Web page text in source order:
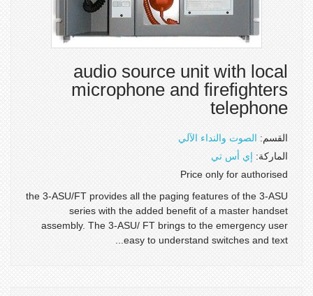
audio source unit with local
microphone and firefighters
telephone
القسم: الصوت والنداء الآلي
الماركة: إي أس تي
Price only for authorised
the 3-ASU/FT provides all the paging features of the 3-ASU
series with the added benefit of a master handset
assembly. The 3-ASU/ FT brings to the emergency user
easy to understand switches and text...